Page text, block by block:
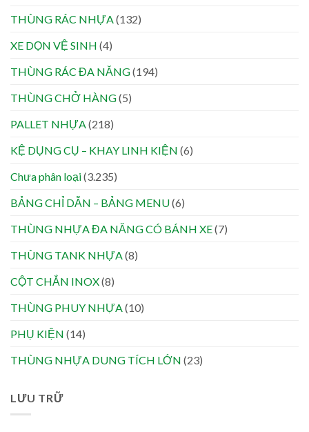
THÙNG RÁC NHỰA (132)
XE DỌN VỆ SINH (4)
THÙNG RÁC ĐA NĂNG(194)
THÙNG CHỞ HÀNG(5)
PALLET NHỰA (218)
KỆ DỤNG CỤ – KHAY LINH KIỆN (6)
Chưa phân loại(3.235)
BẢNG CHỈ DẪN – BẢNG MENU(6)
THÙNG NHỰA ĐA NĂNG CÓ BÁNH XE(7)
THÙNG TANK NHỰA (8)
CỘT CHẮN INOX(8)
THÙNG PHUY NHỰA (10)
PHỤ KIỆN (14)
THÙNG NHỰA DUNG TÍCH LỚN (23)
LƯU TRỮ